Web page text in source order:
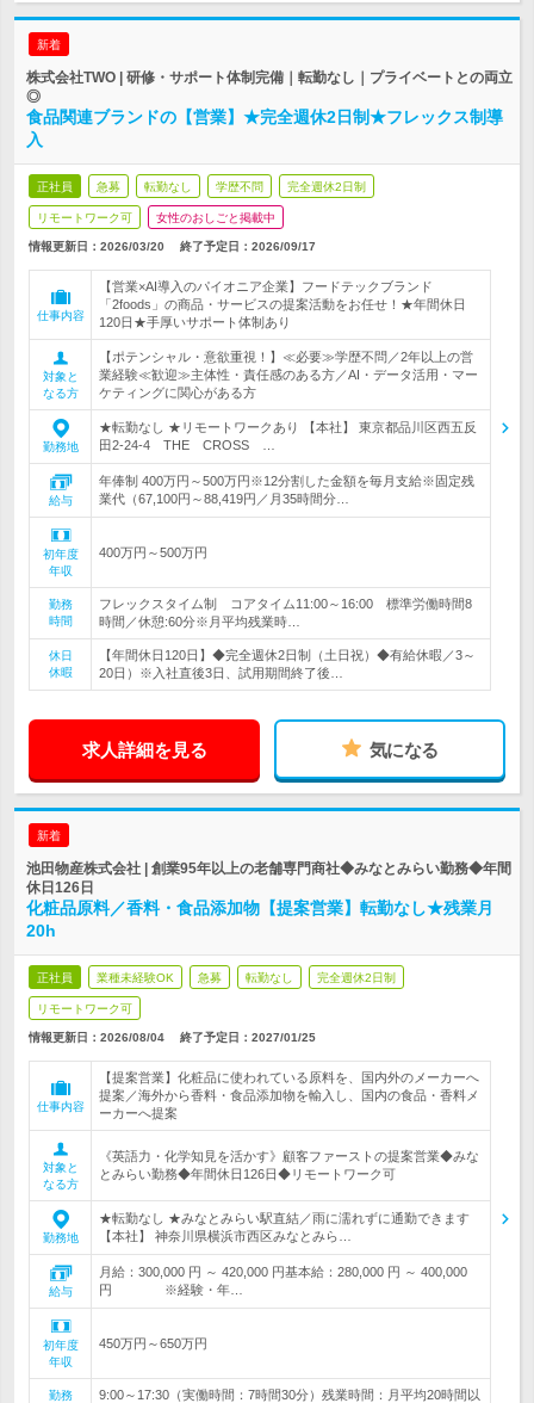
新着
株式会社TWO | 研修・サポート体制完備｜転勤なし｜プライベートとの両立
◎
食品関連ブランドの【営業】★完全週休2日制★フレックス制導
入
正社員 急募 転勤なし 学歴不問 完全週休2日制
リモートワーク可 女性のおしごと掲載中
情報更新日：2026/03/20 終了予定日： 2026/09/17
仕事内容
【営業×AI導入のパイオニア企業】フードテックブランド
「2foods」の商品・サービスの提案活動をお任せ！★年間休日
120日★手厚いサポート体制あり
対象と
なる方
【ポテンシャル・意欲重視！】≪必要≫学歴不問／2年以上の営
業経験≪歓迎≫主体性・責任感のある方／AI・データ活用・マー
ケティングに関心がある方
勤務地
★転勤なし ★リモートワークあり 【本社】 東京都品川区西五反
田2-24-4 THE CROSS …
給与
年俸制 400万円～500万円※12分割した金額を毎月支給※固定残
業代（67,100円～88,419円／月35時間分…
初年度
年収
400万円～500万円
勤務
時間
フレックスタイム制 コアタイム11:00～16:00 標準労働時間8
時間／休憩:60分※月平均残業時…
休日
休暇
【年間休日120日】◆完全週休2日制（土日祝）◆有給休暇／3～
20日）※入社直後3日、試用期間終了後…
求人詳細を見る 気になる
新着
池田物産株式会社 | 創業95年以上の老舗専門商社◆みなとみらい勤務◆年間
休日126日
化粧品原料／香料・食品添加物【提案営業】転勤なし★残業月
20h
正社員 業種未経験OK 急募 転勤なし 完全週休2日制
リモートワーク可
情報更新日：2026/08/04 終了予定日： 2027/01/25
仕事内容
【提案営業】化粧品に使われている原料を、国内外のメーカーへ
提案／海外から香料・食品添加物を輸入し、国内の食品・香料メ
ーカーへ提案
対象と
なる方
《英語力・化学知見を活かす》顧客ファーストの提案営業◆みな
とみらい勤務◆年間休日126日◆リモートワーク可
勤務地
★転勤なし ★みなとみらい駅直結／雨に濡れずに通勤できます
【本社】 神奈川県横浜市西区みなとみら…
給与
月給：300,000 円 ～ 420,000 円基本給：280,000 円 ～ 400,000
円 ※経験・年…
初年度
年収
450万円～650万円
勤務
9:00～17:30（実働時間：7時間30分）残業時間：月平均20時間以